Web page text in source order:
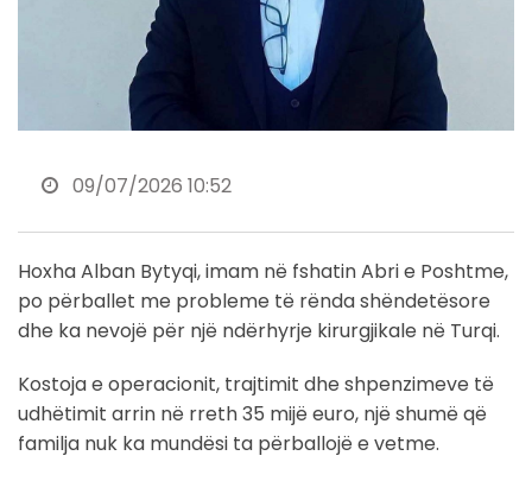
09/07/2026 10:52
Hoxha Alban Bytyqi, imam në fshatin Abri e Poshtme,
po përballet me probleme të rënda shëndetësore
dhe ka nevojë për një ndërhyrje kirurgjikale në Turqi.
Kostoja e operacionit, trajtimit dhe shpenzimeve të
udhëtimit arrin në rreth 35 mijë euro, një shumë që
familja nuk ka mundësi ta përballojë e vetme.